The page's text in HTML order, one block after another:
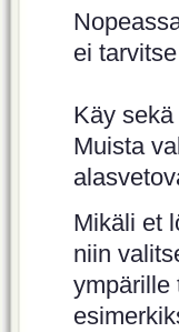
ei
Käy
Muista
Mikäli et
niin
ympärille